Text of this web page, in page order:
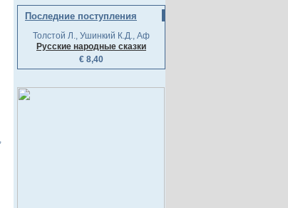
Последние поступления
Толстой Л., Ушинкий К.Д., Аф
Русские народные сказки
€ 8,40